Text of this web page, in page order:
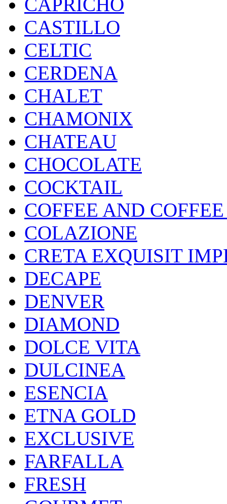
CASTILLO
CELTIC
CERDENA
CHALET
CHAMONIX
CHATEAU
CHOCOLATE
COCKTAIL
COFFEE AND
COLAZIONE
CRETA EXQUISIT
DECAPE
DENVER
DIAMOND
DOLCE VITA
DULCINEA
ESENCIA
ETNA GOLD
EXCLUSIVE
FARFALLA
FRESH